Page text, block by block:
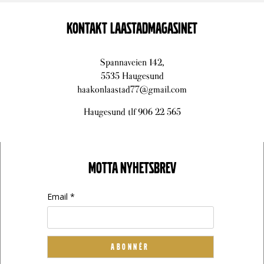
KONTAKT LAASTADMAGASINET
Spannaveien 142,
5535 Haugesund
haakonlaastad77@gmail.com
Haugesund tlf 906 22 565
MOTTA NYHETSBREV
Email *